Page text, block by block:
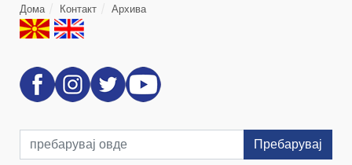
Дома Контакт Архива
Пребарувај